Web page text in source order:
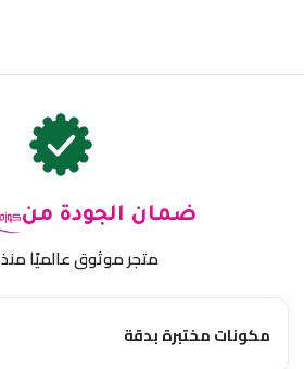
ضمان الجودة من
متجر موثوق عالميًا منذ 2021
مكونات مختبرة بدقة